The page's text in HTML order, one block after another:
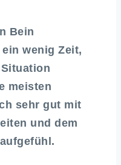
Bein
wenig Zeit,
meisten
sehr gut mit
und dem